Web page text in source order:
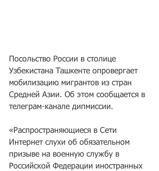
Посольство России в столице
Узбекистана Ташкенте опровергает
мобилизацию мигрантов из стран
Средней Азии. Об этом сообщается в
телеграм-канале дипмиссии.
«Распространяющиеся в Сети
Интернет слухи об обязательном
призыве на военную службу в
Российской Федерации иностранных